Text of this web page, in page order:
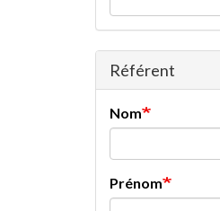
Référent
Nom
Prénom